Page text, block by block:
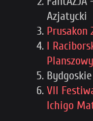
Azjatycki
Prusakon
I
VII
Ichigo